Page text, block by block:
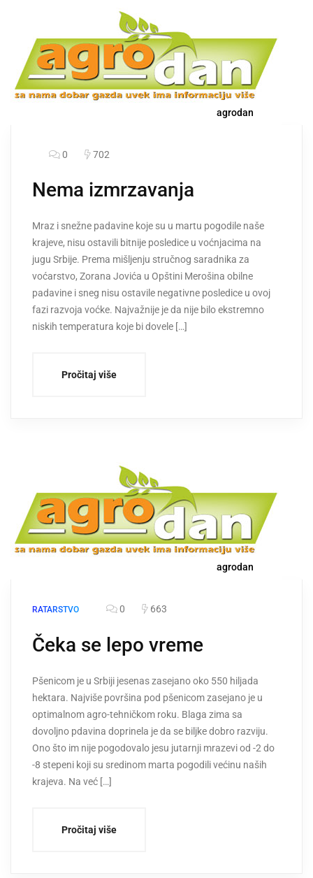
agrodan
0 702
Nema izmrzavanja
Mraz i snežne padavine koje su u martu pogodile naše
krajeve, nisu ostavili bitnije posledice u voćnjacima na
jugu Srbije. Prema mišljenju stručnog saradnika za
voćarstvo, Zorana Jovića u Opštini Merošina obilne
padavine i sneg nisu ostavile negativne posledice u ovoj
fazi razvoja voćke. Najvažnije je da nije bilo ekstremno
niskih temperatura koje bi dovele […]
Pročitaj više
agrodan
RATARSTVO 0 663
Čeka se lepo vreme
Pšenicom je u Srbiji jesenas zasejano oko 550 hiljada
hektara. Najviše površina pod pšenicom zasejano je u
optimalnom agro-tehničkom roku. Blaga zima sa
dovoljno pdavina doprinela je da se biljke dobro razviju.
Ono što im nije pogodovalo jesu jutarnji mrazevi od -2 do
-8 stepeni koji su sredinom marta pogodili većinu naših
krajeva. Na već […]
Pročitaj više